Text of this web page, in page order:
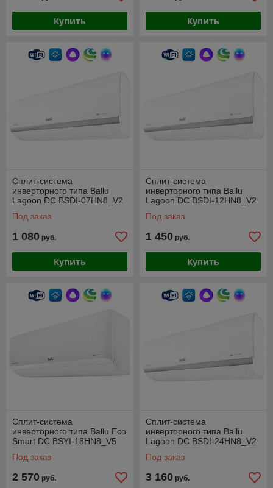
Купить Купить
Сплит-система
инверторного типа Ballu
Lagoon DC BSDI-07HN8_V2
Под заказ
1 080 руб.
Купить
Сплит-система
инверторного типа Ballu
Lagoon DC BSDI-12HN8_V2
Под заказ
1 450 руб.
Купить
Сплит-система
инверторного типа Ballu Eco
Smart DC BSYI-18HN8_V5
Под заказ
2 570 руб.
Сплит-система
инверторного типа Ballu
Lagoon DC BSDI-24HN8_V2
Под заказ
3 160 руб.